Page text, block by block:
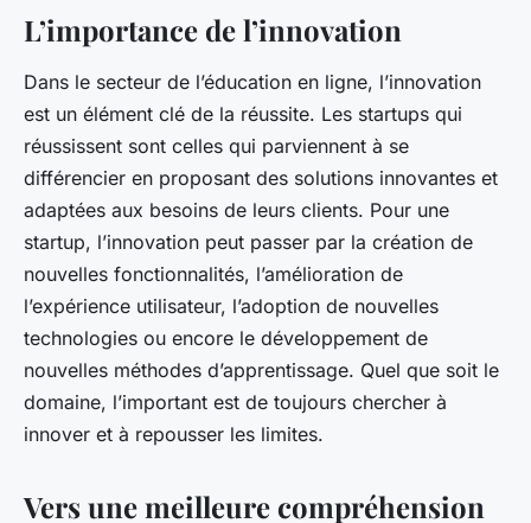
L’importance de l’innovation
Dans le secteur de l’éducation en ligne, l’innovation
est un élément clé de la réussite. Les startups qui
réussissent sont celles qui parviennent à se
différencier en proposant des solutions innovantes et
adaptées aux besoins de leurs clients. Pour une
startup, l’innovation peut passer par la création de
nouvelles fonctionnalités, l’amélioration de
l’expérience utilisateur, l’adoption de nouvelles
technologies ou encore le développement de
nouvelles méthodes d’apprentissage. Quel que soit le
domaine, l’important est de toujours chercher à
innover et à repousser les limites.
Vers une meilleure compréhension